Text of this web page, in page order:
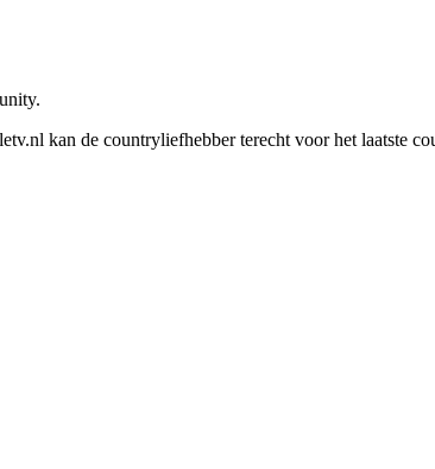
kan de countryliefhebber terecht voor het laatste